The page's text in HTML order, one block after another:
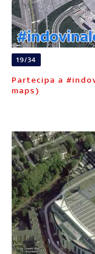
19/34
Partecipa a #indovinalostadio (immagine da google
maps)